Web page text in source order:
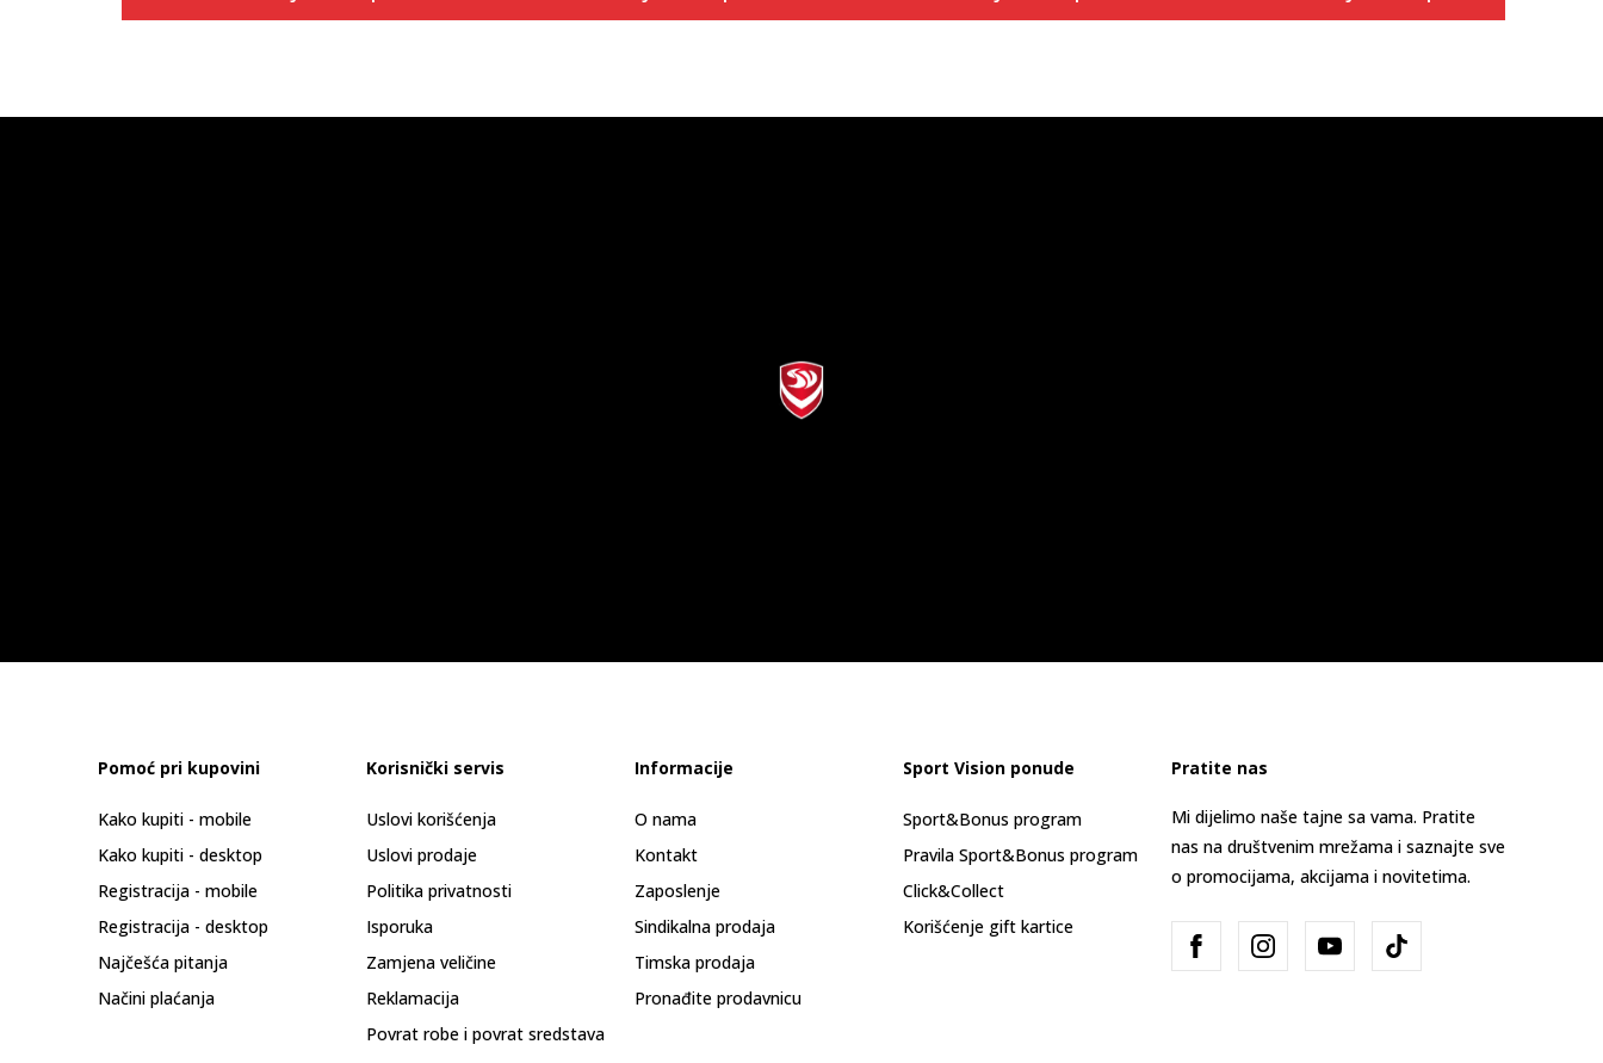
Pomoć pri kupovini
Kako kupiti - mobile
Kako kupiti - desktop
Registracija - mobile
Registracija - desktop
Najčešća pitanja
Načini plaćanja
Korisnički servis
Uslovi korišćenja
Uslovi prodaje
Politika privatnosti
Isporuka
Zamjena veličine
Reklamacija
Povrat robe i povrat sredstava
Informacije
O nama
Kontakt
Zaposlenje
Sindikalna prodaja
Timska prodaja
Pronađite prodavnicu
Sport Vision ponude
Sport&Bonus program
Pravila Sport&Bonus program
Click&Collect
Korišćenje gift kartice
Pratite nas
Mi dijelimo naše tajne sa vama. Pratite
nas na društvenim mrežama i saznajte sve
o promocijama, akcijama i novitetima.